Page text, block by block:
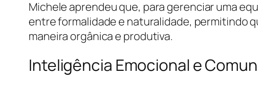
Michele aprendeu que, para gerenciar uma
entre formalidade e naturalidade, permitindo
maneira orgânica e produtiva.
Inteligência Emocional e